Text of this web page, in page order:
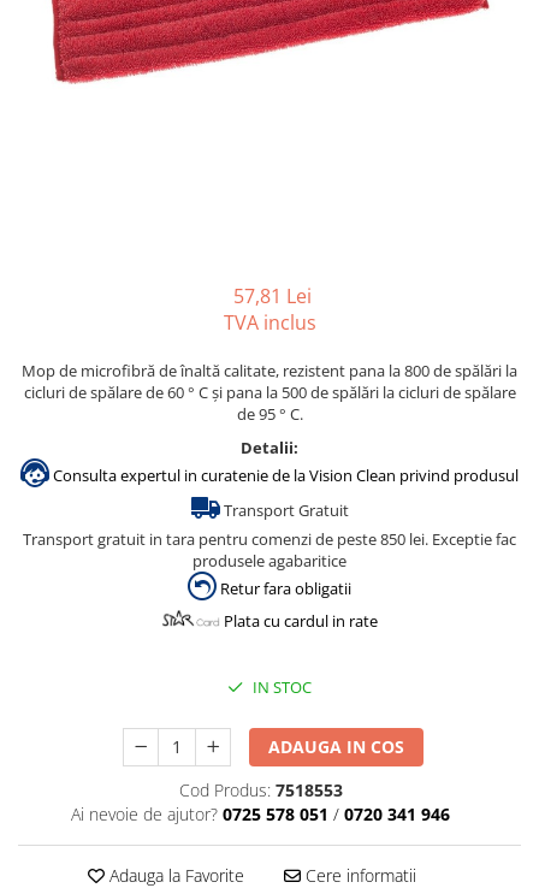
Gama de cosmetice hoteliere
Salvatore Ferragamo
Gama de cosmetice hoteliere Sense
57,81 Lei
TVA inclus
Mop de microfibră de înaltă calitate, rezistent pana la 800 de spălări la
cicluri de spălare de 60 ° C și pana la 500 de spălări la cicluri de spălare
de 95 ° C.
Detalii:
Consulta expertul in curatenie de la Vision Clean privind produsul
Transport Gratuit
Transport gratuit in tara pentru comenzi de peste 850 lei. Exceptie fac
produsele agabaritice
Retur fara obligatii
Plata cu cardul in rate
IN STOC
ADAUGA IN COS
Cod Produs: 7518553
Ai nevoie de ajutor? 0725 578 051 / 0720 341 946
Adauga la Favorite Cere informatii